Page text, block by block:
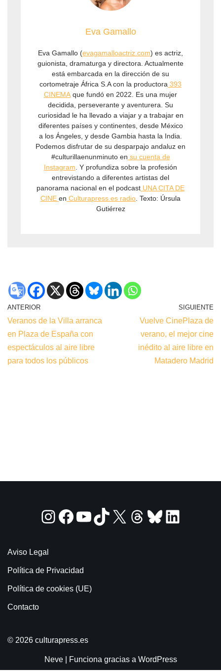
Eva Gamallo
Eva Gamallo (evagamalloactriz.com) es actriz,
guionista, dramaturga y directora. Actualmente
está embarcada en la dirección de su
cortometraje África S.A con la productora ⁠ 393
CINEMA⁠ que fundó en 2022. Es una mujer
decidida, perseverante y aventurera. Su
curiosidad le ha llevado a viajar y a trabajar en
diferentes países y continentes, desde México
a los Ángeles, y desde Gambia hasta la India.
Podemos disfrutar de su desparpajo andaluz en
#culturillaenunminuto en ⁠su cuenta de
Instagram⁠ . Y profundiza sobre la profesión
entrevistando a diferentes artistas del
panorama nacional en el podcast ⁠UNA CITA DE
CINE ⁠ en ⁠Culturapress.es radio⁠ . Texto: Úrsula
Gutiérrez
ANTERIOR
Veranos de la Villa arranca
en Plaza de España con
espectáculos al aire libre
para todos los públicos
SIGUIENTE
Vuelve CinePlaza de
verano, el mejor cine
inédito al aire libre en
Matadero Madrid
Aviso Legal
Política de Privacidad
Política de cookies (UE)
Contacto
© 2026 culturapress.es
Neve| Funciona gracias a WordPress